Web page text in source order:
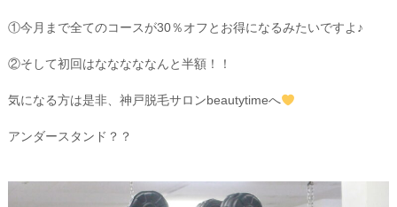
①今月まで全てのコースが30％オフとお得になるみたいですよ♪
②そして初回はなななななんと半額！！
気になる方は是非、神戸脱毛サロンbeautytimeへ
アンダースタンド？？